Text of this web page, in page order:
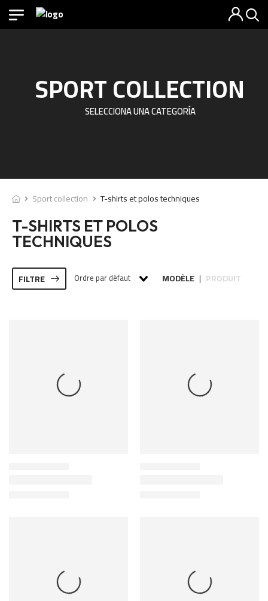
SPORT COLLECTION
SELECCIONA UNA CATEGORÍA
Sport collection T-shirts et polos techniques
T-SHIRTS ET POLOS
TECHNIQUES
FILTRE Ordre par défaut MODÈLE | PRODUIT